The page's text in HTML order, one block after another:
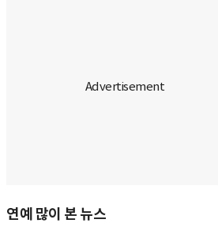
연예 많이 본 뉴스